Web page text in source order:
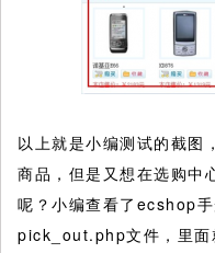
以上就是小编测试的截图
商品，但是又想在选购中
呢？小编查看了ecshop
pick_out.php文件，里面